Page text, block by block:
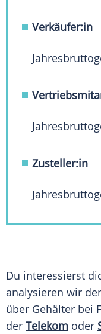
Verkäufer:in
Zusteller:in
Du interessierst
analysieren wir
über Gehälter bei
der Telekom oder